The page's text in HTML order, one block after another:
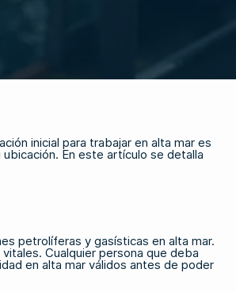
inicial para trabajar en alta mar es
En este artículo se detalla
petrolíferas y gasísticas en alta mar.
Cualquier persona que deba
en alta mar válidos antes de poder